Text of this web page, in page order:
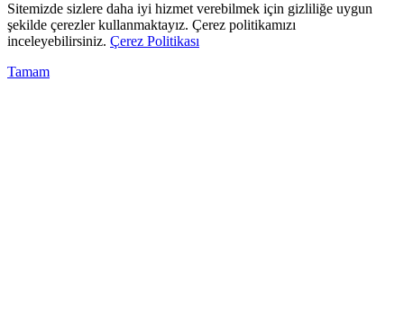
Sitemizde sizlere daha iyi hizmet verebilmek için gizliliğe uygun
şekilde çerezler kullanmaktayız. Çerez politikamızı
inceleyebilirsiniz. Çerez Politikası
Tamam